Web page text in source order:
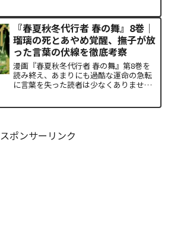
ドの裏側で、本作最大のミステリーであ
った「アルクの正体」と...
『春夏秋冬代行者 春の舞』8巻｜
瑠璃の死とあやめ覚醒、撫子が放
った言葉の伏線を徹底考察
漫画『春夏秋冬代行者 春の舞』第8巻を
読み終え、あまりにも過酷な運命の急転
に言葉を失った読者は少なくありませ
スポンサーリンク